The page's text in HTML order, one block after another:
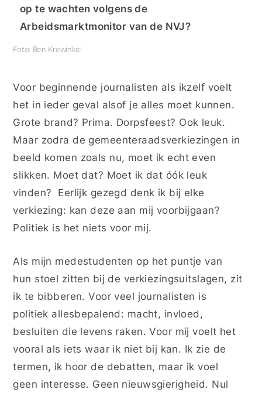
op te wachten volgens de
Arbeidsmarktmonitor van de NVJ?
Foto: Ben Krewinkel
Voor beginnende journalisten als ikzelf voelt
het in ieder geval alsof je alles moet kunnen.
Grote brand? Prima. Dorpsfeest? Ook leuk.
Maar zodra de gemeenteraadsverkiezingen in
beeld komen zoals nu, moet ik echt even
slikken. Moet dat? Moet ik dat óók leuk
vinden?
Eerlijk gezegd denk ik bij elke
verkiezing: kan deze aan mij voorbijgaan?
Politiek is het niets voor mij.
Als mijn medestudenten op het puntje van
hun stoel zitten bij de verkiezingsuitslagen, zit
ik te bibberen. Voor veel journalisten is
politiek allesbepalend: macht, invloed,
besluiten die levens raken. Voor mij voelt het
vooral als iets waar ik niet bij kan. Ik zie de
termen, ik hoor de debatten, maar ik voel
geen interesse. Geen nieuwsgierigheid. Nul